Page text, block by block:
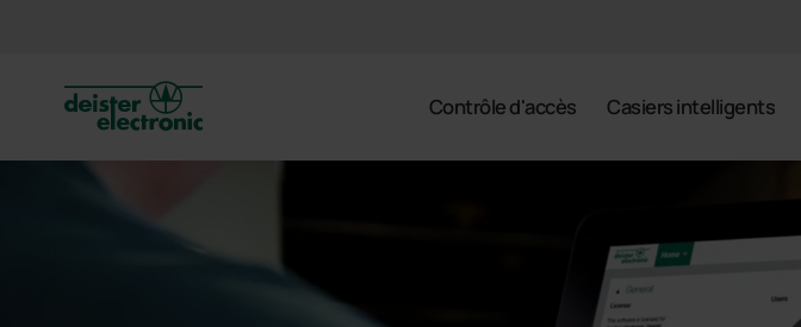
deister Contrôle d'accès Casiers intelligents